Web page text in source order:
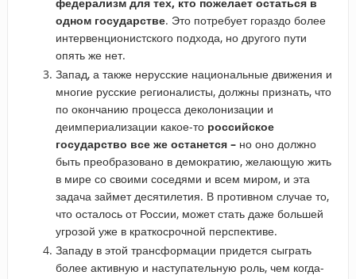
одном государстве. Это потребует гораздо более
интервенционистского подхода, но другого пути
опять же нет.
Запад, а также нерусские национальные движения и
многие русские регионалисты, должны признать, что
по окончанию процесса деколонизации и
деимпериализации какое-то российское
государство все же останется – но оно должно
быть преобразовано в демократию, желающую жить
в мире со своими соседями и всем миром, и эта
задача займет десятилетия. В противном случае то,
что осталось от России, может стать даже большей
угрозой уже в краткосрочной перспективе.
Западу в этой трансформации придется сыграть
более активную и наступательную роль, чем когда-